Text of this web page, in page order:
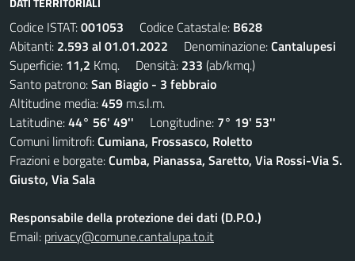
Codice ISTAT:001053 Codice Catastale: B628
Abitanti: 2.593 al 01.01.2022 Denominazione:Cantalupesi
Superficie: 11,2 Kmq. Densità: 233 (ab/kmq.)
Santo patrono:San Biagio - 3 febbraio
Altitudine media:459 m.s.l.m.
Latitudine:44° 56' 49'' Longitudine: 7° 19' 53''
Comuni limitrofi:Cumiana, Frossasco, Roletto
Frazioni e borgate:Cumba, Pianassa, Saretto, Via Rossi-Via S.
Giusto, Via Sala
Responsabile della protezione dei dati (D.P.O.)
Email: privacy@comune.cantalupa.to.it